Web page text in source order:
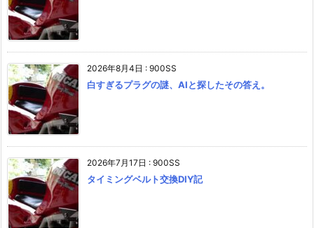
2026年8月4日 : 900SS
白すぎるプラグの謎、AIと探したその答え。
2026年7月17日 : 900SS
タイミングベルト交換DIY記